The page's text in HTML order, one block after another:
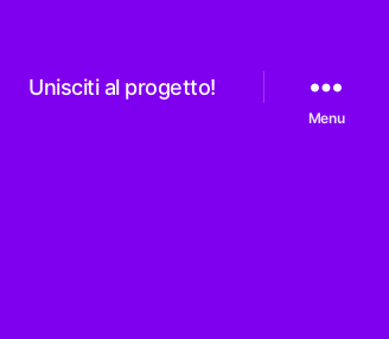
Unisciti al progetto!
Menu